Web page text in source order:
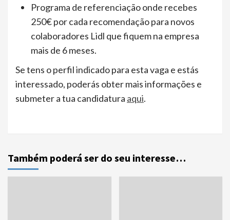
Programa de referenciação onde recebes
250€ por cada recomendação para novos
colaboradores Lidl que fiquem na empresa
mais de 6 meses.
Se tens o perfil indicado para esta vaga e estás
interessado, poderás obter mais informações e
submeter a tua candidatura aqui.
Também poderá ser do seu interesse…